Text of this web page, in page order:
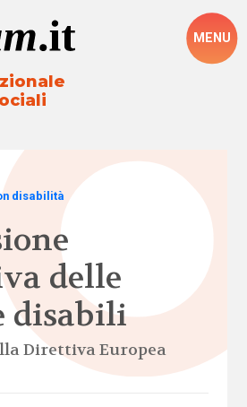
MENU
disabilità
delle
disabili
Direttiva Europea